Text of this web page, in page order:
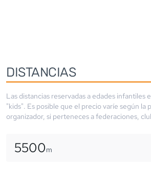
DISTANCIAS
Las distancias reservadas a edades infantiles
"kids". Es posible que el precio varíe según la
organizador, si perteneces a federaciones,
5500m